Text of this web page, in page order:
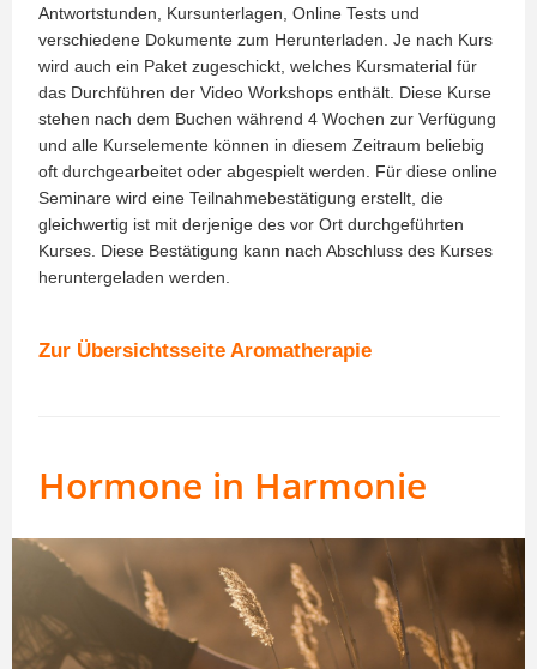
Antwortstunden, Kursunterlagen, Online Tests und
verschiedene Dokumente zum Herunterladen. Je nach Kurs
wird auch ein Paket zugeschickt, welches Kursmaterial für
das Durchführen der Video Workshops enthält. Diese Kurse
stehen nach dem Buchen während 4 Wochen zur Verfügung
und alle Kurselemente können in diesem Zeitraum beliebig
oft durchgearbeitet oder abgespielt werden. Für diese online
Seminare wird eine Teilnahmebestätigung erstellt, die
gleichwertig ist mit derjenige des vor Ort durchgeführten
Kurses. Diese Bestätigung kann nach Abschluss des Kurses
heruntergeladen werden.
Zur Übersichtsseite Aromatherapie
Hormone in Harmonie